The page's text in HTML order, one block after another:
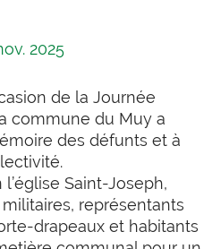
2025
de la Journée
commune du Muy a
des défunts et à
Saint-Joseph,
représentants
drapeaux et habitants